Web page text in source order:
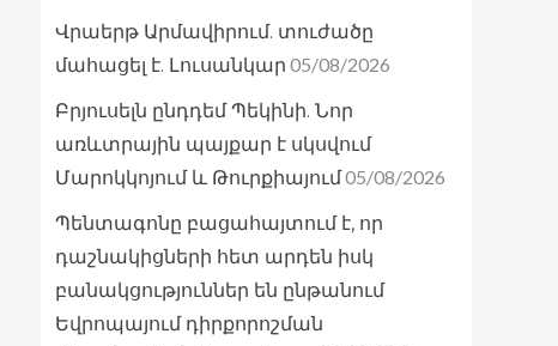
Վրաերթ Արմավիրում. տուժածը
մահացել է. Լուսանկար 05/08/2026
Բրյուսելն ընդդեմ Պեկինի. Նոր
առևտրային պայքար է սկսվում
Մարոկկոյում և Թուրքիայում05/08/2026
Պենտագոնը բացահայտում է, որ
դաշնակիցների հետ արդեն իսկ
բանակցություններ են ընթանում
Եվրոպայում դիրքորոշման